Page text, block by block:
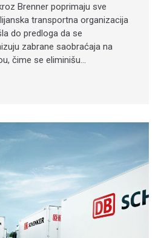
Brenner poprimaju sve
transportna organizacija
do predloga da se
zabrane saobraćaja na
čime se eliminišu…